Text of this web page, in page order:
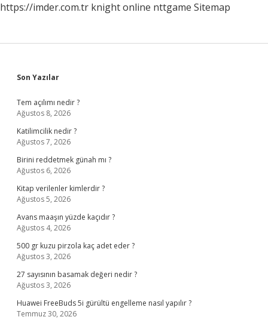
https://imder.com.tr knight online nttgame Sitemap
Sidebar
Son Yazılar
Tem açılımı nedir ?
Ağustos 8, 2026
Katilimcilik nedir ?
Ağustos 7, 2026
Birini reddetmek günah mı ?
Ağustos 6, 2026
Kitap verilenler kimlerdir ?
Ağustos 5, 2026
Avans maaşın yüzde kaçıdır ?
Ağustos 4, 2026
500 gr kuzu pirzola kaç adet eder ?
Ağustos 3, 2026
27 sayısının basamak değeri nedir ?
Ağustos 3, 2026
Huawei FreeBuds 5i gürültü engelleme nasıl yapılır ?
Temmuz 30, 2026